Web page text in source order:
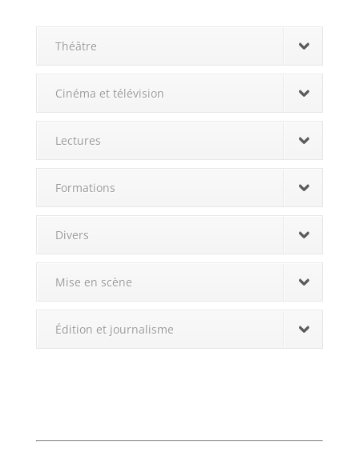
Théâtre
Cinéma et télévision
Lectures
Formations
Divers
Mise en scène
Édition et journalisme